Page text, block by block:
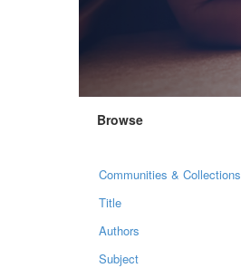
Browse
Communities & Collections
Title
Authors
Subject